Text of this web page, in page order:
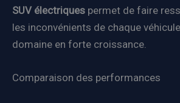
SUV électriques permet de faire
les inconvénients de chaque
domaine en forte croissance.
Comparaison des performances